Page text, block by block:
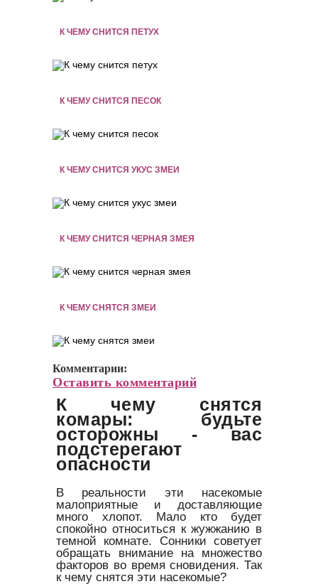
К ЧЕМУ СНИТСЯ ПЕТУХ
К ЧЕМУ СНИТСЯ ПЕСОК
К ЧЕМУ СНИТСЯ УКУС ЗМЕИ
К ЧЕМУ СНИТСЯ ЧЕРНАЯ ЗМЕЯ
К ЧЕМУ СНЯТСЯ ЗМЕИ
Комментарии:
Оставить комментарий
К чему снятся
комары: будьте
осторожны - вас
подстерегают
опасности
В реальности эти насекомые
малоприятные и доставляющие
много хлопот. Мало кто будет
спокойно относиться к жужжанию в
темной комнате. Сонники советует
обращать внимание на множество
факторов во время сновидения. Так
к чему снятся эти насекомые?